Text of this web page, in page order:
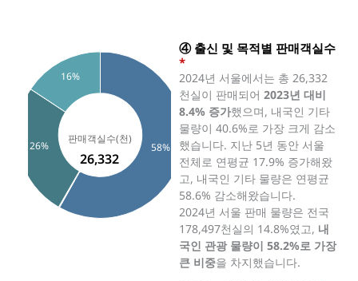
58%
26%
16%
26,332
④ 출신 및 목적별 판매객실수
*
2024년 서울에서는 총 26,332
천실이 판매되어 2023년 대비
8.4% 증가했으며, 내국인 기타
물량이 40.6%로 가장 크게 감소
했습니다. 지난 5년 동안 서울
전체로 연평균 17.9% 증가해왔
고, 내국인 기타 물량은 연평균
58.6% 감소해왔습니다.
2024년 서울 판매 물량은 전국
178,497천실의 14.8%였고, 내
국인 관광 물량이 58.2%로 가장
큰 비중을 차지했습니다.